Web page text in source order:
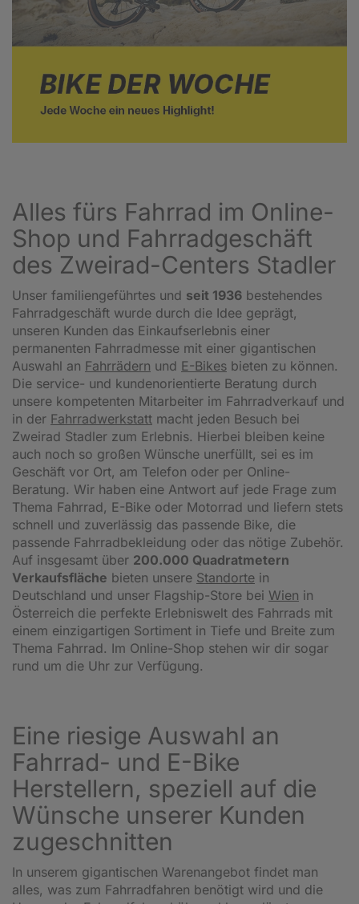
Alles fürs Fahrrad im Online-
Shop und Fahrradgeschäft
des Zweirad-Centers Stadler
Unser familiengeführtes und seit 1936 bestehendes
Fahrradgeschäft wurde durch die Idee geprägt,
unseren Kunden das Einkaufserlebnis einer
permanenten Fahrradmesse mit einer gigantischen
Auswahl an Fahrrädern und E-Bikes bieten zu können.
Die service- und kundenorientierte Beratung durch
unsere kompetenten Mitarbeiter im Fahrradverkauf und
in der Fahrradwerkstatt macht jeden Besuch bei
Zweirad Stadler zum Erlebnis. Hierbei bleiben keine
auch noch so großen Wünsche unerfüllt, sei es im
Geschäft vor Ort, am Telefon oder per Online-
Beratung. Wir haben eine Antwort auf jede Frage zum
Thema Fahrrad, E-Bike oder Motorrad und liefern stets
schnell und zuverlässig das passende Bike, die
passende Fahrradbekleidung oder das nötige Zubehör.
Auf insgesamt über 200.000 Quadratmetern
Verkaufsfläche bieten unsere Standorte in
Deutschland und unser Flagship-Store bei Wien in
Österreich die perfekte Erlebniswelt des Fahrrads mit
einem einzigartigen Sortiment in Tiefe und Breite zum
Thema Fahrrad. Im Online-Shop stehen wir dir sogar
rund um die Uhr zur Verfügung.
Eine riesige Auswahl an
Fahrrad- und E-Bike
Herstellern, speziell auf die
Wünsche unserer Kunden
zugeschnitten
In unserem gigantischen Warenangebot findet man
alles, was zum Fahrradfahren benötigt wird und die